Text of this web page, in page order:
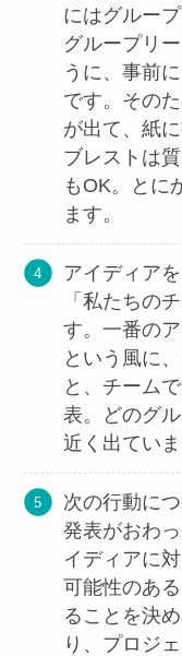
にはグルー
グループリ
うに、事前
です。その
が出て、紙
ブレストは
もOK。とに
ます。
アイディア
「私たちの
す。一番の
という風に
と、チーム
表。どのグ
近く出ていま
次の行動に
発表がおわ
イディアに
可能性のあ
ることを決
り、プロジ